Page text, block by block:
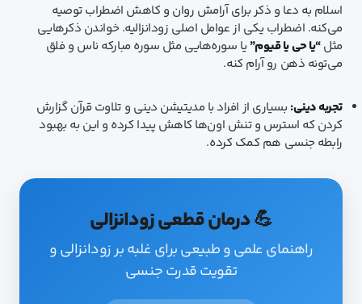
اسلام به دعا و ذکر برای آرامش روان و کاهش اضطراب توصیه
می‌کنه. اضطراب یکی از عوامل اصلی زودانزالیه. خواندن ذکرهایی
مثل“یا حی یا قیوم” یا سوره‌هایی مثل سوره مبارکه ناس و فلق
می‌تونه ذهن رو آرام کنه.
تجربه دینی: بسیاری از افراد با مدیتیشن دینی و تلاوت قرآن گزارش
کردن که استرس و تنش اون‌ها کاهش پیدا کرده و این به بهبود
رابطه جنسی هم کمک کرده.
💪 درمان قطعی زودانزالی
راهنمای علمی و طبیعی برای غلبه بر زودانزالی و
تقویت قدرت جنسی